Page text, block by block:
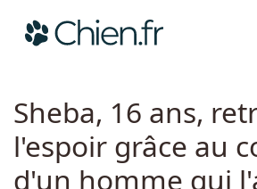
Races
CHIEN.FR ACTUALITÉS
Sheba, 16 ans,
l'espoir grâce au
d'un homme qui